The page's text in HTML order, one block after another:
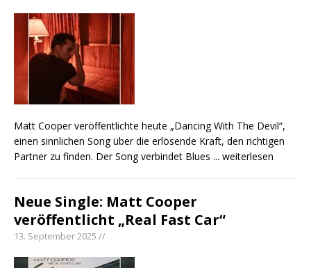
Vergleich mit anderen
Matt Cooper veröffentlichte heute „Dancing With The Devil“,
einen sinnlichen Song über die erlösende Kraft, den richtigen
Partner zu finden. Der Song verbindet Blues ... weiterlesen
Neue Single: Matt Cooper
veröffentlicht „Real Fast Car“
13. September 2025 //